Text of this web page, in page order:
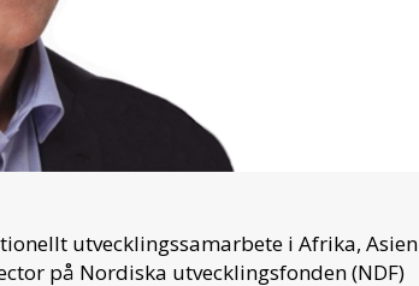
utvecklingssamarbete i Afrika, Asien
på Nordiska utvecklingsfonden (NDF)